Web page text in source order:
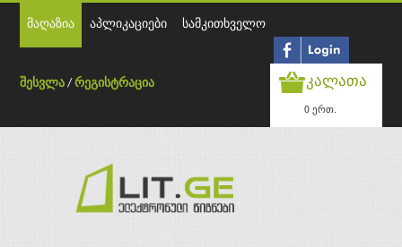
მაღაზია აპლიკაციები სამკითხველო
შესვლა /რეგისტრაცია კალათა
0 ერთ.